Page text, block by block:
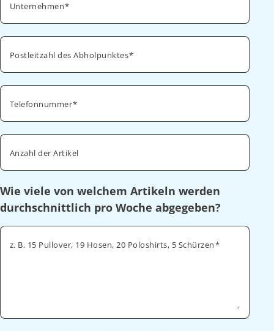
Unternehmen
Postleitzahl des Abholpunktes
Telefonnummer
Anzahl der Artikel
Wie viele von welchem Artikeln werden
durchschnittlich pro Woche abgegeben?
z. B. 15 Pullover, 19 Hosen, 20 Poloshirts, 5 Schürzen